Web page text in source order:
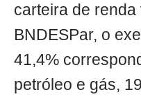
carteira de
BNDESPar, o
41,4%
petróleo e gás,